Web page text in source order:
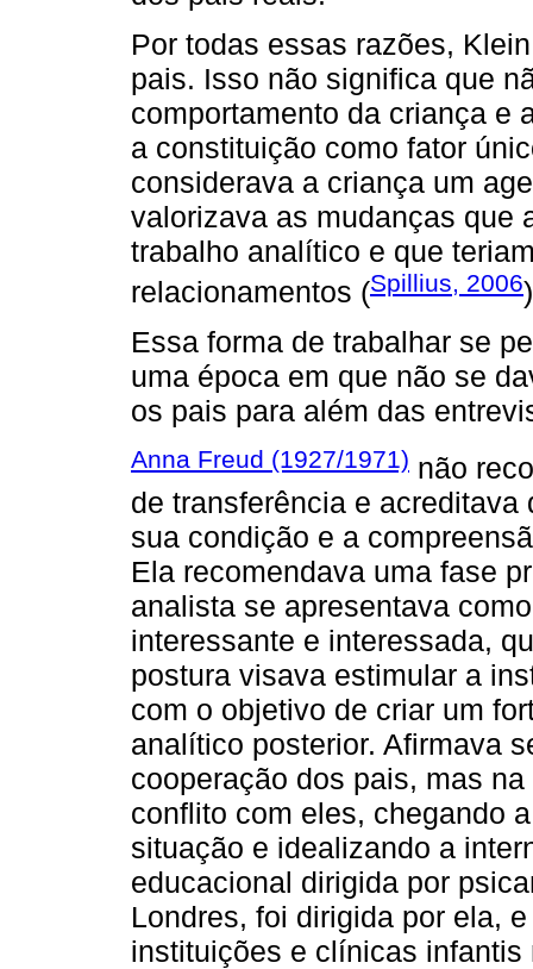
Por todas essas razões,
pais. Isso não significa que
comportamento da criança e
a constituição como fator
considerava a criança um
valorizava as mudanças que
trabalho analítico e que
relacionamentos (Spillius, 2006
Essa forma de trabalhar se
uma época em que não se
os pais para além das
Anna Freud (1927/1971) não
de transferência e
sua condição e a
Ela recomendava uma fase
analista se apresentava
interessante e interessada,
postura visava estimular a
com o objetivo de criar um
analítico posterior. Afirmava
cooperação dos pais, mas
conflito com eles, chegando
situação e idealizando a
educacional dirigida por
Londres, foi dirigida por ela,
instituições e clínicas infantis